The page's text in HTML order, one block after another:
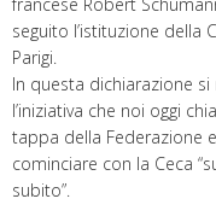
seguito l’istituzione della
Parigi.
In questa dichiarazione
l’iniziativa che noi oggi
tappa della Federazione
cominciare con la Ceca
subito”.